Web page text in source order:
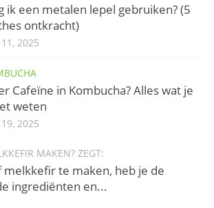
ik een metalen lepel gebruiken? (5
ontkracht)
2025
Cafeïne in Kombucha? Alles wat je
weten
2025
MAKEN? ZEGT:
melkkefir te maken, heb je de
ingrediënten en...